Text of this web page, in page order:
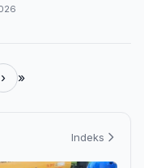
› »
Indeks